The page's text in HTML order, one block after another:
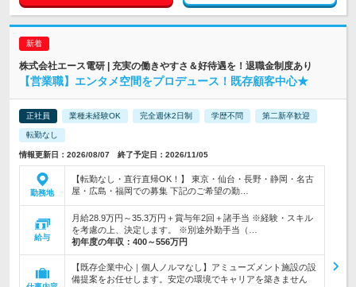
株式会社エース電研 | 充実の働きやすさ＆好待遇を！退職金制度あり
【営業職】エンタメ空間をプロデュース！既存顧客中心★
正社員 業種未経験OK 完全週休2日制 学歴不問 第二新卒歓迎
転勤なし
情報更新日：2026/08/07 終了予定日：2026/11/05
勤務地
【転勤なし・直行直帰OK！】 東京・仙台・長野・静岡・名古
屋・広島・福岡での募集 下記のご希望の勤…
給与
月給28.9万円～35.3万円＋賞与年2回＋諸手当 ※経験・スキル
を考慮の上、決定します。 ※別途外勤手当（…
初年度の年収： 400～556万円
【既存企業中心｜個人ノルマなし】アミューズメント施設の設
備提案をお任せします。安定の環境でキャリアを築きません